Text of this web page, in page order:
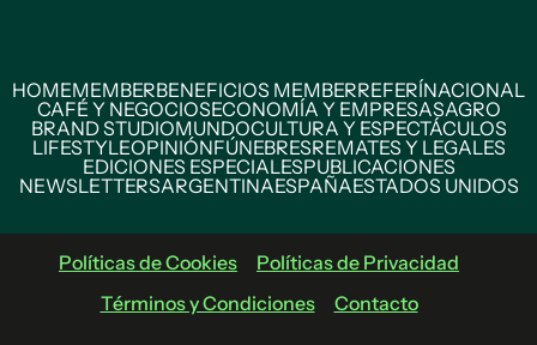
HOMEMEMBERBENEFICIOS MEMBERREFERÍNACIONAL
CAFÉ Y NEGOCIOSECONOMÍA Y EMPRESASAGRO
BRAND STUDIOMUNDOCULTURA Y ESPECTÁCULOS
LIFESTYLEOPINIÓNFÚNEBRESREMATES Y LEGALES
EDICIONES ESPECIALESPUBLICACIONES
NEWSLETTERSARGENTINAESPAÑAESTADOS UNIDOS
Políticas de Cookies
Políticas de Privacidad
Términos y Condiciones
Contacto